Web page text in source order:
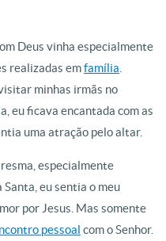
Deus vinha especialmente
realizadas emfamília
minhas irmãs no
eu ficava encantada com as
uma atração pelo altar.
especialmente
eu sentia o meu
por Jesus. Mas somente
pessoal com o Senhor.